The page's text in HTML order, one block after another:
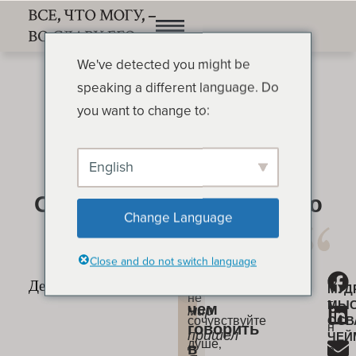
О чем говорить в первую
очередь
ОСВАЛЬД ЧЕЙМБЕРС
О
чем
говорить
в
мир
пришел
Никогда
не
сочувствуйте
душе,
О
т
н
о
We've detected you might be
speaking a different language. Do
you want to change to:
English
Change Language
Close and do not switch language